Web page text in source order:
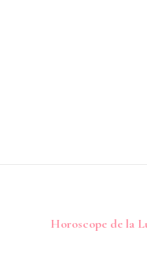
Horoscope de la